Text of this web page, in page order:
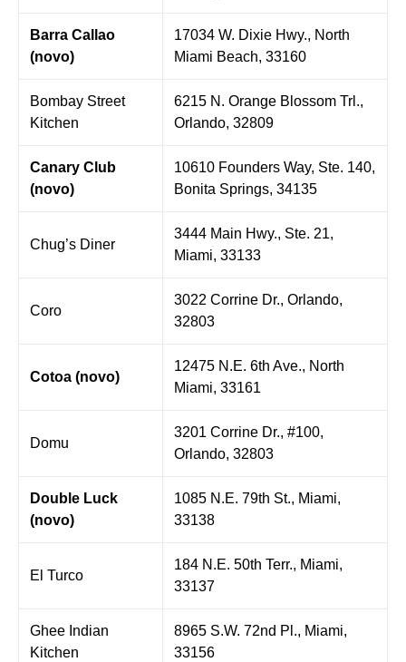
Barra Callao
(novo)
17034 W. Dixie Hwy., North
Miami Beach, 33160
Bombay Street
Kitchen
6215 N. Orange Blossom Trl.,
Orlando, 32809
Canary Club
(novo)
10610 Founders Way, Ste. 140,
Bonita Springs, 34135
Chug’s Diner
3444 Main Hwy., Ste. 21,
Miami, 33133
Coro
3022 Corrine Dr., Orlando,
32803
Cotoa (novo)
12475 N.E. 6th Ave., North
Miami, 33161
Domu
3201 Corrine Dr., #100,
Orlando, 32803
Double Luck
(novo)
1085 N.E. 79th St., Miami,
33138
El Turco
184 N.E. 50th Terr., Miami,
33137
Ghee Indian
Kitchen
8965 S.W. 72nd Pl., Miami,
33156